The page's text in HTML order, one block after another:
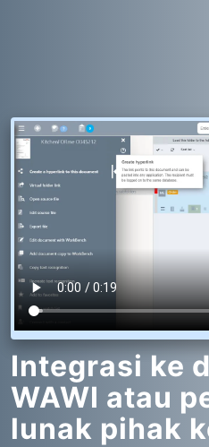
Integrasi ke
WAWI atau
lunak pihak